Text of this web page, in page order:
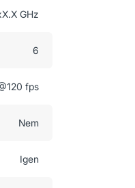
GHz
6
fps
Nem
Igen